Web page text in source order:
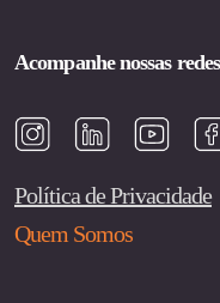
Acompanhe nossas
Política de Privacidade
Quem Somos